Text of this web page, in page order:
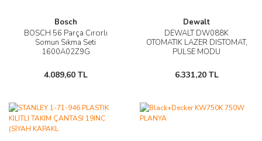
Bosch
BOSCH 56 Parça Cırcırlı
Somun Sıkma Seti
1600A02Z9G
4.089,60 TL
Dewalt
DEWALT DW088K
OTOMATIK LAZER DISTOMAT,
PULSE MODU
6.331,20 TL